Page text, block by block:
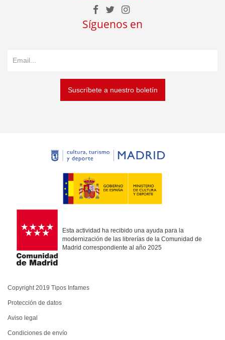
Síguenos en
Suscríbete a nuestro boletín
Esta actividad ha recibido una ayuda para la
modernización de las librerías de la Comunidad de
Madrid correspondiente al año 2025
Copyright 2019 Tipos Infames
Protección de datos
Aviso legal
Condiciones de envío